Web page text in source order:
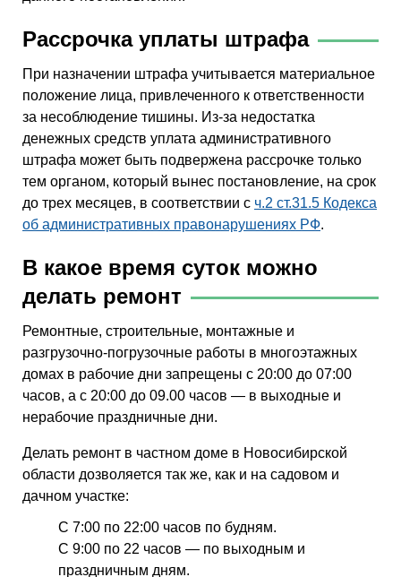
Рассрочка уплаты штрафа
При назначении штрафа учитывается материальное
положение лица, привлеченного к ответственности
за несоблюдение тишины. Из-за недостатка
денежных средств уплата административного
штрафа может быть подвержена рассрочке только
тем органом, который вынес постановление, на срок
до трех месяцев, в соответствии с ч.2 ст.31.5 Кодекса
об административных правонарушениях РФ.
В какое время суток можно
делать ремонт
Ремонтные, строительные, монтажные и
разгрузочно-погрузочные работы в многоэтажных
домах в рабочие дни запрещены с 20:00 до 07:00
часов, а с 20:00 до 09.00 часов — в выходные и
нерабочие праздничные дни.
Делать ремонт в частном доме в Новосибирской
области дозволяется так же, как и на садовом и
дачном участке:
С 7:00 по 22:00 часов по будням.
С 9:00 по 22 часов — по выходным и
праздничным дням.